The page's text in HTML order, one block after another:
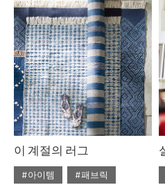
#7월호 컬렉션
#대리석
#데코
#마블
#소품
#스톤
#아이템
#인테리어
#컬렉션
#홈데코
이 계절의 러그
#아이템
#패브릭